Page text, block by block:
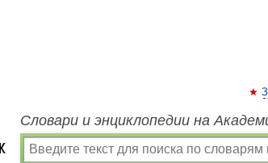
Словари и энциклопедии на